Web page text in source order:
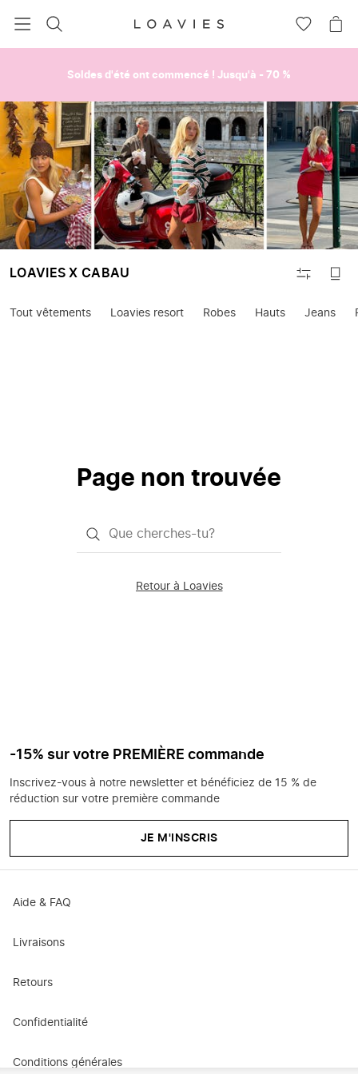
RECHERCHEZ
VOIR
LA
LISTE
LE
Soldes d'été ont commencé ! Jusqu'à - 70 %
LOAVIES X CABAU
Tout vêtements Loavies resort Robes Hauts Jeans
Page non trouvée
Qu'est-
Retour à Loavies
-15% sur votre PREMIÈRE commande
Inscrivez-vous à notre newsletter et bénéficiez de 15 % de
réduction sur votre première commande
JE M'INSCRIS
Aide & FAQ
Livraisons
Retours
Confidentialité
Conditions générales